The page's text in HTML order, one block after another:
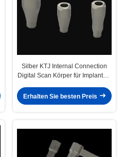
Silber KTJ Internal Connection
Digital Scan Körper für Implantate
Erhalten Sie besten Preis